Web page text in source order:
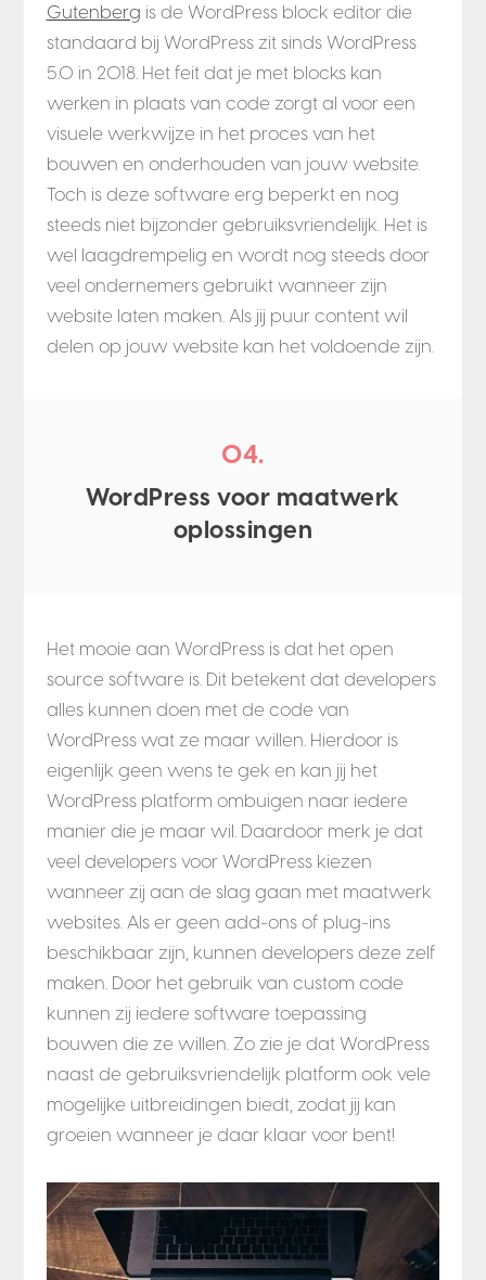
Gutenberg is de WordPress block editor die
standaard bij WordPress zit sinds WordPress
5.0 in 2018. Het feit dat je met blocks kan
werken in plaats van code zorgt al voor een
visuele werkwijze in het proces van het
bouwen en onderhouden van jouw website.
Toch is deze software erg beperkt en nog
steeds niet bijzonder gebruiksvriendelijk. Het is
wel laagdrempelig en wordt nog steeds door
veel ondernemers gebruikt wanneer zijn
website laten maken. Als jij puur content wil
delen op jouw website kan het voldoende zijn.
04.
WordPress voor maatwerk
oplossingen
Het mooie aan WordPress is dat het open
source software is. Dit betekent dat developers
alles kunnen doen met de code van
WordPress wat ze maar willen. Hierdoor is
eigenlijk geen wens te gek en kan jij het
WordPress platform ombuigen naar iedere
manier die je maar wil. Daardoor merk je dat
veel developers voor WordPress kiezen
wanneer zij aan de slag gaan met maatwerk
websites. Als er geen add-ons of plug-ins
beschikbaar zijn, kunnen developers deze zelf
maken. Door het gebruik van custom code
kunnen zij iedere software toepassing
bouwen die ze willen. Zo zie je dat WordPress
naast de gebruiksvriendelijk platform ook vele
mogelijke uitbreidingen biedt, zodat jij kan
groeien wanneer je daar klaar voor bent!